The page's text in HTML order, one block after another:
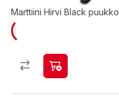
Marttiini Hirvi Black puukko